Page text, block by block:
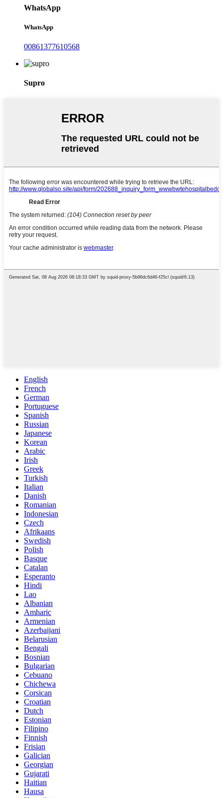
WhatsApp
WhatsApp
00861377610568
Supro
English
French
German
Portuguese
Spanish
Russian
Japanese
Korean
Arabic
Irish
Greek
Turkish
Italian
Danish
Romanian
Indonesian
Czech
Afrikaans
Swedish
Polish
Basque
Catalan
Esperanto
Hindi
Lao
Albanian
Amharic
Armenian
Azerbaijani
Belarusian
Bengali
Bosnian
Bulgarian
Cebuano
Chichewa
Corsican
Croatian
Dutch
Estonian
Filipino
Finnish
Frisian
Galician
Georgian
Gujarati
Haitian
Hausa